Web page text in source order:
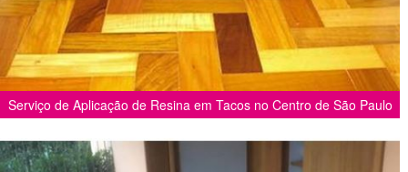
Serviço de Aplicação de Resina em Tacos no Centro de São Paulo